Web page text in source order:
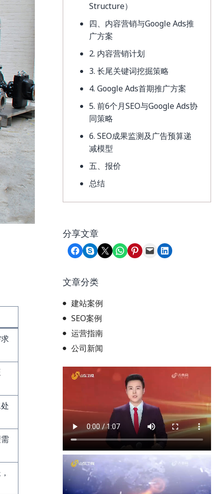
Structure）
四、内容营销与Google Ads推
广方案
2. 内容营销计划
3. 长尾关键词挖掘策略
4. Google Ads首期推广方案
5. 前6个月SEO与Google Ads协
同策略
6. SEO成果监测及广告预算递
减模型
五、报价
总结
分享文章
Share on Facebook
Share on Skype
Share on X Share on WhatsApp
Share on Pinterest
Email this PageShare on LinkedIn
文章分类
建站案例
SEO案例
运营指南
公司新闻